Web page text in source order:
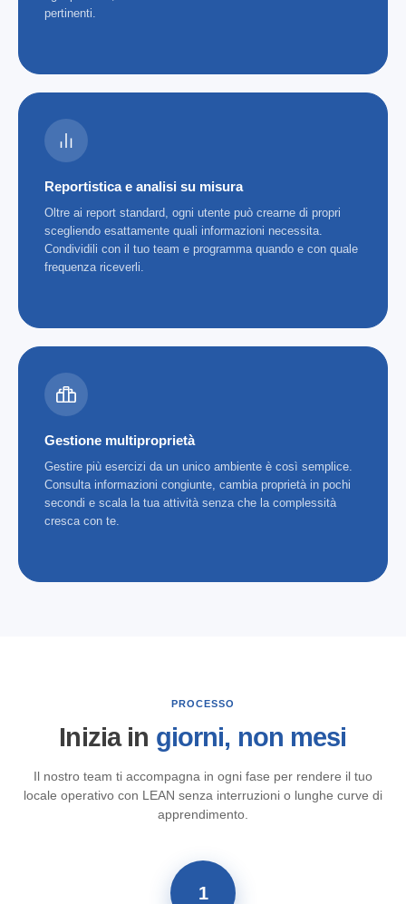
pertinenti.
Reportistica e analisi su misura
Oltre ai report standard, ogni utente può crearne di propri
scegliendo esattamente quali informazioni necessita.
Condividili con il tuo team e programma quando e con quale
frequenza riceverli.
Gestione multiproprietà
Gestire più esercizi da un unico ambiente è così semplice.
Consulta informazioni congiunte, cambia proprietà in pochi
secondi e scala la tua attività senza che la complessità
cresca con te.
PROCESSO
Inizia in giorni, non mesi
Il nostro team ti accompagna in ogni fase per rendere il tuo
locale operativo con LEAN senza interruzioni o lunghe curve di
apprendimento.
1